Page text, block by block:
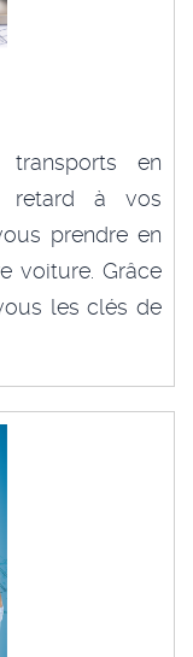
en
retard à vos
prendre en
voiture. Grâce
les clés de